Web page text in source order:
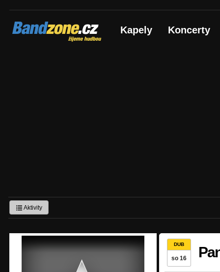
Bandzone.cz
žijeme hudbou Kapely Koncerty
Aktivity
DUB
so 16